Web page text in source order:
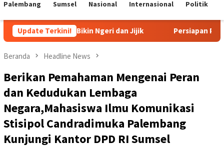
Palembang Sumsel Nasional Internasional Politik
Update Terkini!
Bikin Ngeri dan Jijik Persiapan Pembentukan
Beranda Headline News
Berikan Pemahaman Mengenai Peran
dan Kedudukan Lembaga
Negara,Mahasiswa Ilmu Komunikasi
Stisipol Candradimuka Palembang
Kunjungi Kantor DPD RI Sumsel